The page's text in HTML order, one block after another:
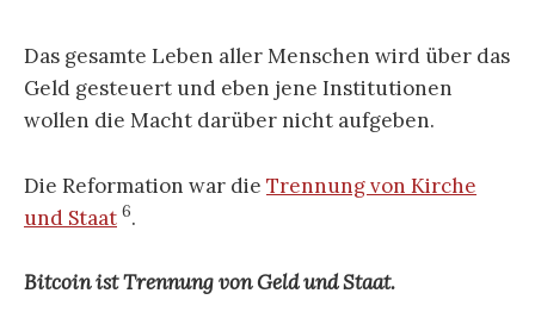
Das gesamte Leben aller Menschen wird über das
Geld gesteuert und eben jene Institutionen
wollen die Macht darüber nicht aufgeben.
Die Reformation war die Trennung von Kirche
und Staat 6.
Bitcoin ist Trennung von Geld und Staat.